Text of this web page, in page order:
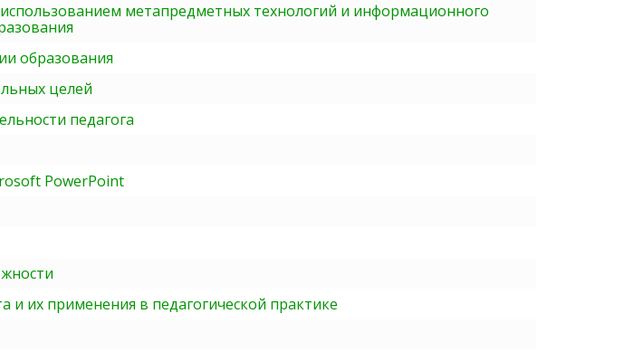
метапредметных технологий и информационного
образования
целей
педагога
PowerPoint
их применения в педагогической практике